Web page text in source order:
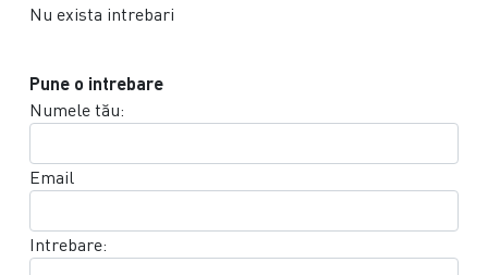
Nu exista intrebari
Pune o intrebare
Numele tău:
Email
Intrebare: